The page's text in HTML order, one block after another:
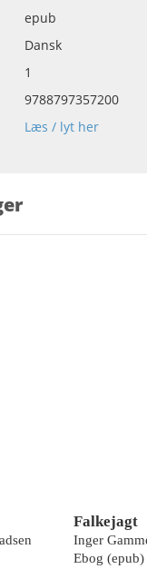
epub
Dansk
1
9788797357200
Læs / lyt her
Falkejagt
Inger
Ebog (epub)